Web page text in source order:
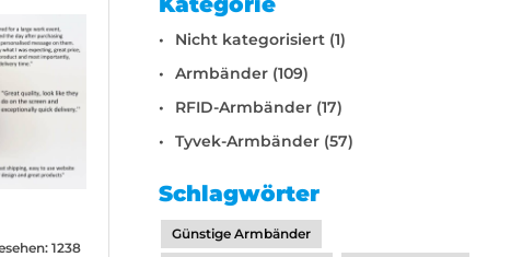
1238
Nicht kategorisiert (1)
Armbänder (109)
RFID-Armbänder (17)
Tyvek-Armbänder (57)
Schlagwörter
Günstige Armbänder